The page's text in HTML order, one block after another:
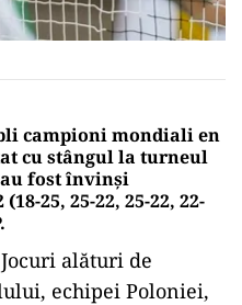
campioni mondiali en
cu stângul la turneul
fost învinşi
25, 25-22, 25-22, 22-
alături de
echipei Poloniei,